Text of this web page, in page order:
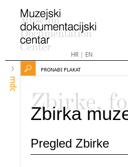
HR| EN
mdc
PRONAĐI PLAKAT
Zbirke,
Zbirka
Pregled Zbirke